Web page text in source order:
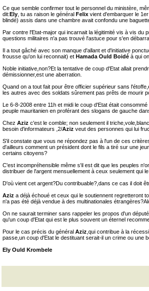
Ce que semble confirmer tout le personnel du ministère,
dit: Ely, tu as raison le général Felix vient d'embarquer le
blindé) assis dans une chambre avait confondu une
Par contre l'Etat-major qui incarnait la légitimité vis à vis du
questions militaires n'a pas trouvé l'astuce pour s'en
Il a tout gâché avec son manque d'allant et d'initiative
frousse qu'on lui reconnait) et Hamada Ould Boidé à qui
Noble initiative,non?Et la tentative de coup d'Etat allait
démissionner,est une aberration.
Quand on a tout fait pour être officier supérieur sans
les autres avec des soldats sûrement pas prêts de mourir
Le 6-8-2008 entre 11h et midi le coup d'Etat était consommé
peuple mauritanien en proférant des slogans de gauche
Chez Aziz c'est le comble; non seulement il
besoin d'informateurs ,2/Aziz veut des personnes qui lui
S'il constate que vous ne répondez pas à l'un de ces
d'ailleurs comment un président dont le fils a tiré sur une
certains citoyens?
C'est incompréhensible même s'il est dit que les peuples
distribuer de l'argent mensuellement à ceux seulement qui
D'où vient cet argent?Du contribuable?,dans ce cas il doit
Aziz a déjà échoué et ceux qui le soutiennent regretteront
n'a pas été déjà vendue à des multinationales
On ne saurait terminer sans rappeler les propos d'un
qu'un coup d'Etat qui est le plus souvent un éternel
Pour le cas précis du général Aziz,qui contribue à la
passe,un coup d'Etat le destituant serait-il un crime ou une
Ely Ould Krombele